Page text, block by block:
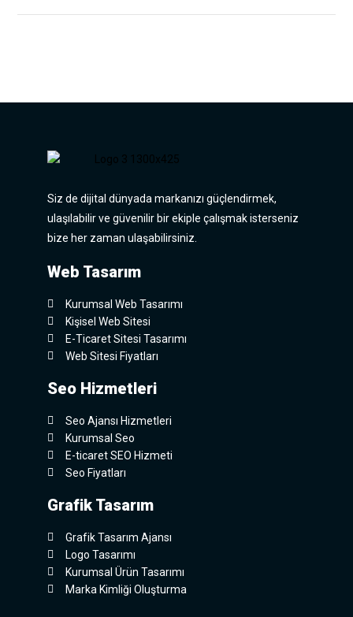
Siz de dijital dünyada markanızı güçlendirmek,
ulaşılabilir ve güvenilir bir ekiple çalışmak isterseniz
bize her zaman ulaşabilirsiniz.
Web Tasarım
Kurumsal Web Tasarımı
Kişisel Web Sitesi
E-Ticaret Sitesi Tasarımı
Web Sitesi Fiyatları
Seo Hizmetleri
Seo Ajansı Hizmetleri
Kurumsal Seo
E-ticaret SEO Hizmeti
Seo Fiyatları
Grafik Tasarım
Grafik Tasarım Ajansı
Logo Tasarımı
Kurumsal Ürün Tasarımı
Marka Kimliği Oluşturma